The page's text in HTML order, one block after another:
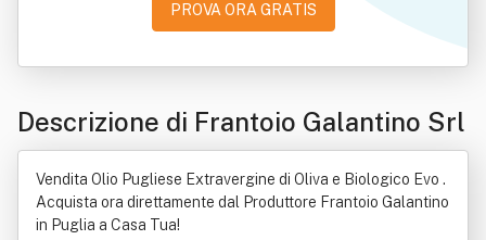
PROVA ORA GRATIS
Descrizione di Frantoio Galantino Srl
Vendita Olio Pugliese Extravergine di Oliva e Biologico Evo .
Acquista ora direttamente dal Produttore Frantoio Galantino
in Puglia a Casa Tua!